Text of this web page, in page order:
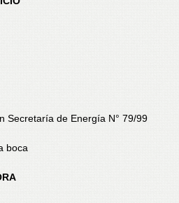
Secretaría de Energía N° 79/99
boca